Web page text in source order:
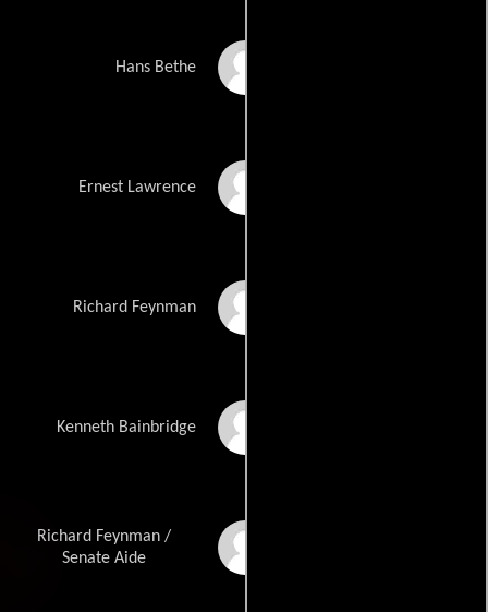
Hans Bethe
Ernest Lawrence
Richard Feynman
Kenneth Bainbridge
Richard Feynman /
Senate Aide